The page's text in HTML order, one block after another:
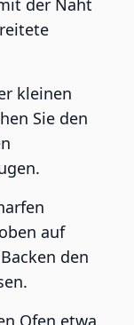
der Naht
kleinen
Sie den
auf
den
Ofen etwa